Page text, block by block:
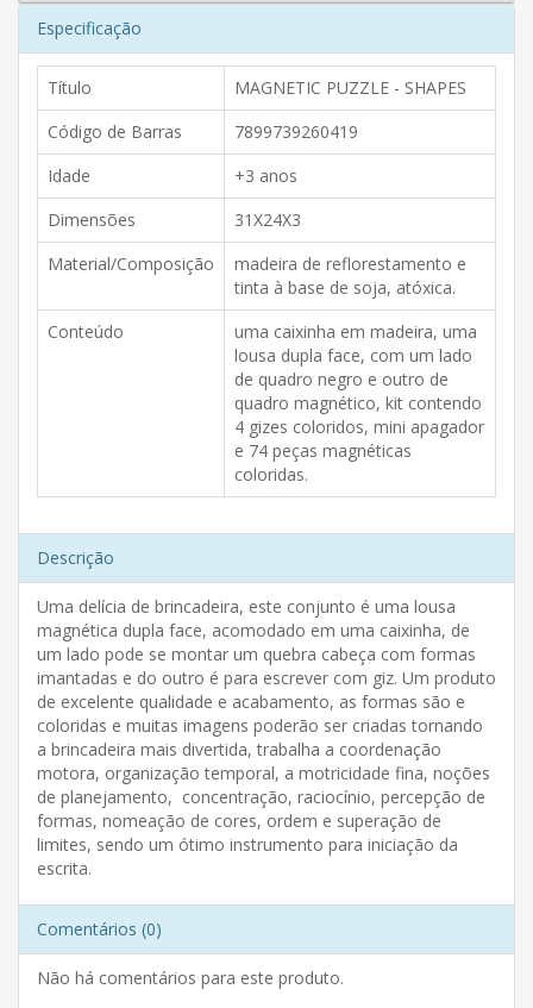
Especificação
Título
MAGNETIC PUZZLE - SHAPES
Código de Barras
7899739260419
Idade
+3 anos
Dimensões
31X24X3
Material/Composição
madeira de reflorestamento e
tinta à base de soja, atóxica.
Conteúdo
uma caixinha em madeira, uma
lousa dupla face, com um lado
de quadro negro e outro de
quadro magnético, kit contendo
4 gizes coloridos, mini apagador
e 74 peças magnéticas
coloridas.
Descrição
Uma delícia de brincadeira, este conjunto é uma lousa
magnética dupla face, acomodado em uma caixinha, de
um lado pode se montar um quebra cabeça com formas
imantadas e do outro é para escrever com giz. Um produto
de excelente qualidade e acabamento, as formas são e
coloridas e muitas imagens poderão ser criadas tornando
a brincadeira mais divertida, trabalha a coordenação
motora, organização temporal, a motricidade fina, noções
de planejamento, concentração, raciocínio, percepção de
formas, nomeação de cores, ordem e superação de
limites, sendo um ótimo instrumento para iniciação da
escrita.
Comentários (0)
Não há comentários para este produto.